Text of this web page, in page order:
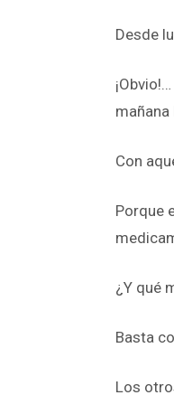
Desde
Con
Porque
¿Y qué
Basta
Los